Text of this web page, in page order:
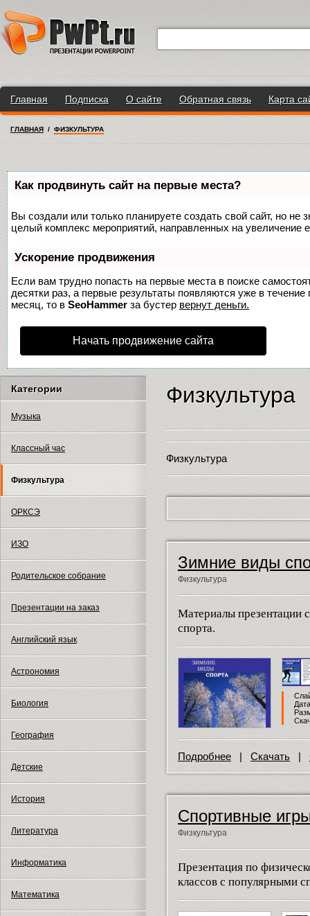
Главная Подписка О сайте Обратная связь Карта
ГЛАВНАЯ / ФИЗКУЛЬТУРА
Как продвинуть сайт на первые места?
Вы создали или только планируете создать свой сайт, но не
целый комплекс мероприятий, направленных на увеличение
Ускорение продвижения
Если вам трудно попасть на первые места в поиске
десятки раз, а первые результаты появляются уже в
месяц, то в SeoHammer за бустер вернут деньги.
Начать продвижение сайта
Категории
Музыка
Классный час
Физкультура
ОРКСЭ
ИЗО
Родительское собрание
Презентации на заказ
Английский язык
Астрономия
Биология
География
Детские
История
Литература
Информатика
Математика
Физкультура
Физкультура
Зимние виды
Физкультура
Материалы презентации
спорта.
Подробнее | Скачать |
Спортивные
Физкультура
Презентация по
классов с популярными